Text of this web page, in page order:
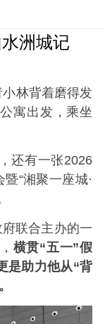
洲城记
林背着磨得发
寓出发，乘坐
还有一张2026
“湘聚一座城·
联合主办的一
横贯“五一”假
是助力他从“背